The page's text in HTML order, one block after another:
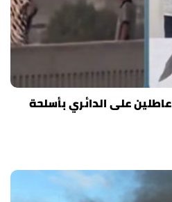
كشف ملابسات فيديو لـ3 عاطلين على الدائري بأسلحة